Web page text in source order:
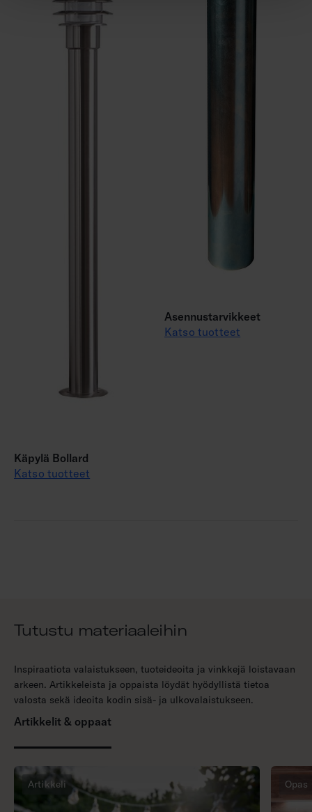
Käpylä Bollard
Katso tuotteet
Asennustarvikkeet
Katso tuotteet
Tutustu materiaaleihin
Inspiraatiota valaistukseen, tuoteideoita ja vinkkejä loistavaan
arkeen. Artikkeleista ja oppaista löydät hyödyllistä tietoa
valosta sekä ideoita kodin sisä- ja ulkovalaistukseen.
Artikkelit & oppaat
Artikkeli Opas